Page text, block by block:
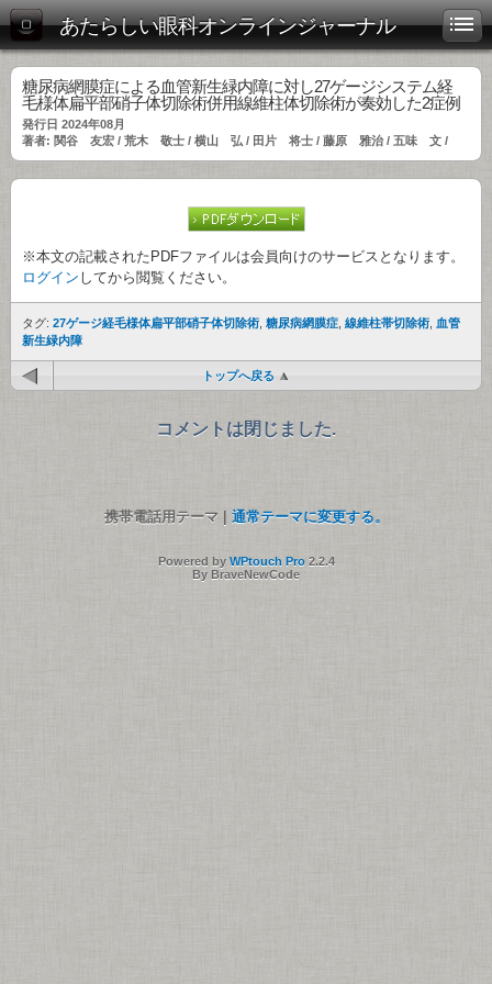
あたらしい眼科オンラインジャーナル
糖尿病網膜症による血管新生緑内障に対し27ゲージシステム経
毛様体扁平部硝子体切除術併用線維柱体切除術が奏効した2症例
発行日 2024年08月
著者: 関谷 友宏 / 荒木 敬士 / 横山 弘 / 田片 将士 / 藤原 雅治 / 五味 文 /
※本文の記載されたPDFファイルは会員向けのサービスとなります。
ログイン してから閲覧ください。
タグ: 27ゲージ経毛様体扁平部硝子体切除術 糖尿病網膜症 線維柱帯切除術 血管
新生緑内障
トップへ戻る
コメントは閉じました.
携帯電話用テーマ | 通常テーマに変更する。
Powered by WPtouch Pro2.2.4
By BraveNewCode